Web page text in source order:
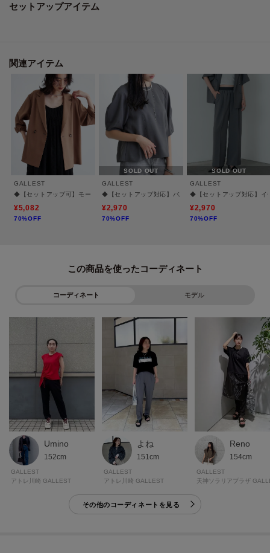
同素材のジャケット（商品番号：523－42008）、同素材のパンツ（商品番
号：523－62007、523－62008）とセットアップで着用も可能です。
Fabric Point
しわになりにくく、ほんのりストレッチの梳毛見えするポリエステル混素
材。
さらっとした風合いで穿き心地◎です。
【仕様】
・ポケット数：横×2
【注意点】
同素材トップスとセット購入する際は同じ色番号同士で組み合わせてくださ
＊＊＊＊＊＊＊＊＊＊＊＊＊＊＊＊＊＊＊＊＊＊＊＊＊＊＊＊＊
＼＼気になるアイテムはお気に入り登録がおすすめ／／
気になるアイテムのページにある「ハートマーク」をクリックして簡単に追
加できます。
登録すると、再入荷通知やお値下げ情報をメルマガにてお知らせ！
マイページにてお気に入り一覧もチェックできます。
＊＊＊＊＊＊＊＊＊＊＊＊＊＊＊＊＊＊＊＊＊＊＊＊＊＊＊＊＊
※照明の関係により、実際よりも色味が違って見える場合があります。ま
セットアップアイテム
関連アイテム
GALLEST
◆【セットアップ可】モードフィットダブルボタンジャケット【カセット服/オケージョ
¥5,082
70%OFF
SOLD OUT
GALLEST
◆【セットアップ対応】バルーンスリーブブラウス【通
¥2,970
70%OFF
SOLD OUT
GALLEST
◆【セットアップ対応】イ
¥2,970
70%OFF
この商品を使った
コーディネート モデル
Umino
152cm
GALLEST
アトレ川崎 GALLEST
よね
151cm
GALLEST
アトレ川崎 GALLEST
Reno
154cm
GALLEST
その他のコーディネートを見る